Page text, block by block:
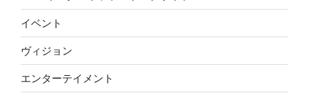
イベント
ヴィジョン
エンターテイメント